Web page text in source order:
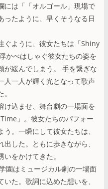
には「「オルゴール」現場で
ったように、早くそうなる日
ぐように、彼女たちは「Shiny
かべはしゃぐ彼女たちの姿を
が緩んでしまう。 手を繋ぎな
人一人が輝く光となって歌声
込ませ、舞台劇の一場面を
」。彼女たちのパフォー
。一瞬にして彼女たちは、
した。ともに歩きながら、
をかけてきた。
園はミュージカル劇の一場面
た。歌詞に込めた想いを、